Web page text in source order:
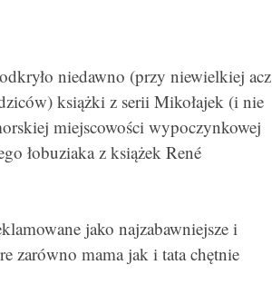
niedawno (przy niewielkiej acz
książki z serii Mikołajek (i nie
miejscowości wypoczynkowej
łobuziaka z książek René
jako najzabawniejsze i
zarówno mama jak i tata chętnie